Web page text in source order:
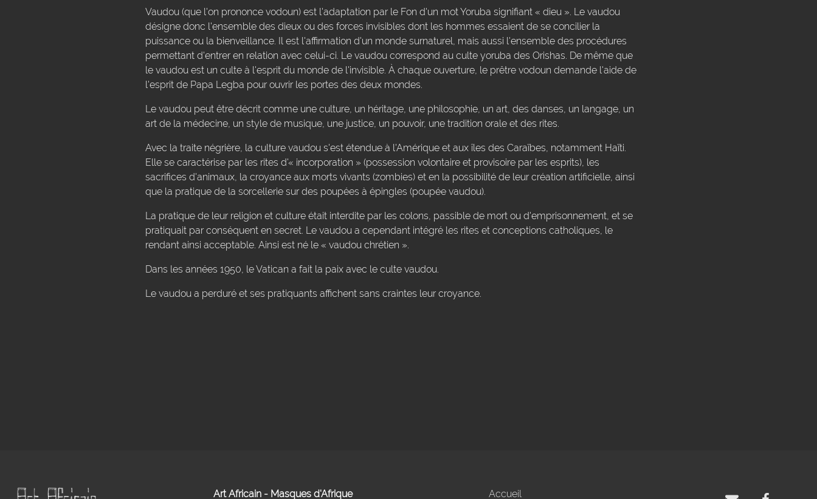
Vaudou (que l'on prononce vodoun) est l'adaptation par le Fon d'un mot Yoruba signifiant « dieu ». Le vaudou
désigne donc l'ensemble des dieux ou des forces invisibles dont les hommes essaient de se concilier la
puissance ou la bienveillance. Il est l'affirmation d'un monde surnaturel, mais aussi l'ensemble des procédures
permettant d'entrer en relation avec celui-ci. Le vaudou correspond au culte yoruba des Orishas. De même que
le vaudou est un culte à l'esprit du monde de l'invisible. À chaque ouverture, le prêtre vodoun demande l'aide de
l'esprit de Papa Legba pour ouvrir les portes des deux mondes.
Le vaudou peut être décrit comme une culture, un héritage, une philosophie, un art, des danses, un langage, un
art de la médecine, un style de musique, une justice, un pouvoir, une tradition orale et des rites.
Avec la traite négrière, la culture vaudou s'est étendue à l'Amérique et aux îles des Caraïbes, notamment Haïti.
Elle se caractérise par les rites d'« incorporation » (possession volontaire et provisoire par les esprits), les
sacrifices d'animaux, la croyance aux morts vivants (zombies) et en la possibilité de leur création artificielle, ainsi
que la pratique de la sorcellerie sur des poupées à épingles (poupée vaudou).
La pratique de leur religion et culture était interdite par les colons, passible de mort ou d'emprisonnement, et se
pratiquait par conséquent en secret. Le vaudou a cependant intégré les rites et conceptions catholiques, le
rendant ainsi acceptable. Ainsi est né le « vaudou chrétien ».
Dans les années 1950, le Vatican a fait la paix avec le culte vaudou.
Le vaudou a perduré et ses pratiquants affichent sans craintes leur croyance.
Art Africain - Masques d'Afrique Accueil